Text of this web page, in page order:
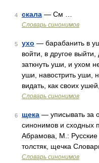
4 скала — См …
Словарь синонимов
5 ухо — барабанить в
войти, в другое выйти,
заткнуть уши, и ухом
уши, навострить уши,
видать, как своих
Словарь синонимов
6 щека — уписывать за
синонимов и сходных
Абрамова, М.: Русские
толстяк, щечка
Словарь синонимов